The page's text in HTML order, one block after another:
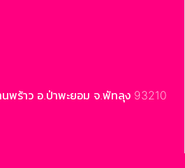
พร้าว อ.ป่าพะยอม จ.พัทลุง 93210